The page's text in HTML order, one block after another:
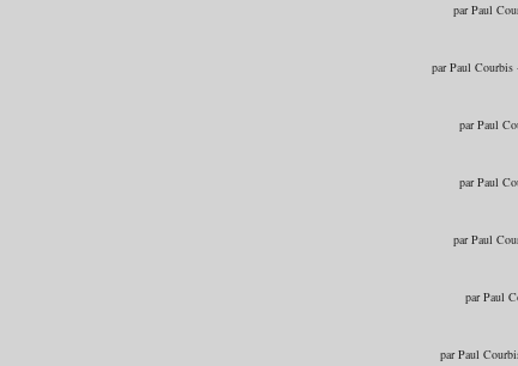
par Paul
par Paul Courbis
par Paul
par Paul
par Paul
par Paul
par Paul